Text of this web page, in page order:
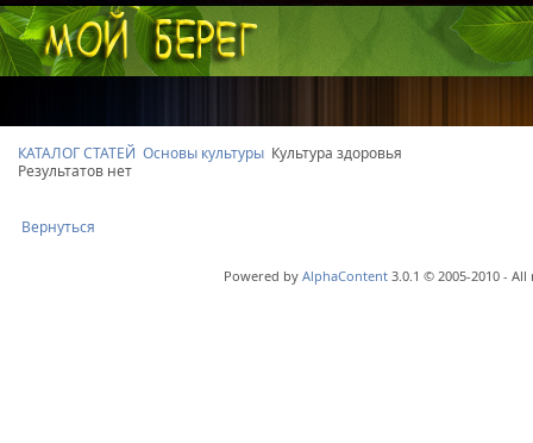
КАТАЛОГ СТАТЕЙ Основы культуры Культура здоровья
Результатов нет
Вернуться
Powered byAlphaContent 3.0.1 © 2005-2010 -